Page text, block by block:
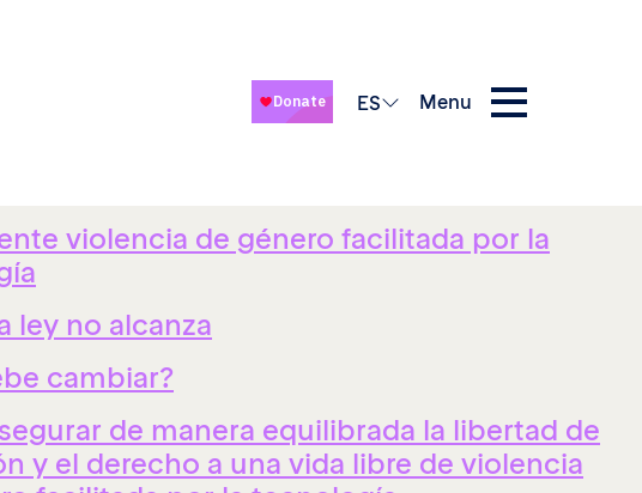
ES Menu
violencia de género facilitada por la
ley no alcanza
cambiar?
de manera equilibrada la libertad de
y el derecho a una vida libre de violencia